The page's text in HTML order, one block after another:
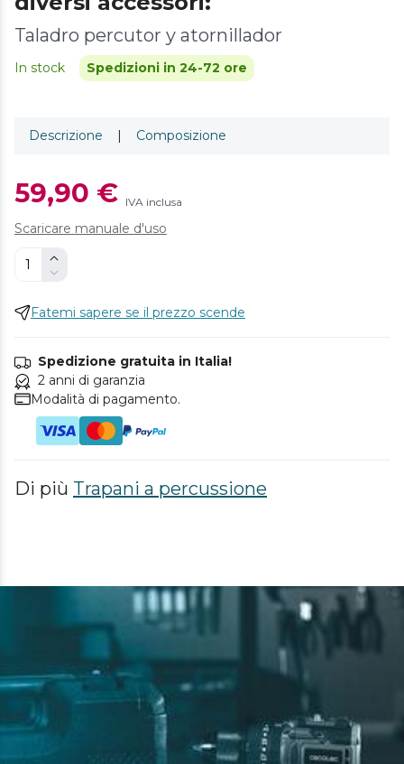
Taladro percutor y atornillador
In stock Spedizioni in 24-72 ore
Descrizione | Composizione
59,90 € IVA inclusa
Scaricare manuale d'uso
Fatemi sapere se il prezzo scende
Spedizione gratuita in Italia!
2 anni di garanzia
Modalità di pagamento.
Di più Trapani a percussione